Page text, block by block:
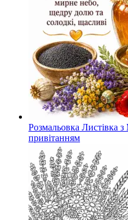
Розмальовка Листівка
привітанням